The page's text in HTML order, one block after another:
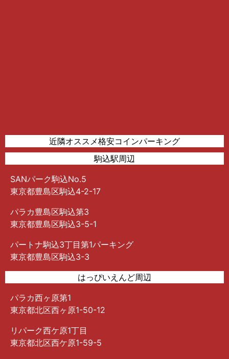
近隣オススメ格安コインパーキング
駒込駅周辺
SANパーク駒込No.5
東京都豊島区駒込4-2-17
パラカ豊島区駒込第3
東京都豊島区駒込3-5-1
パートナ駒込3丁目第1パーキング
東京都豊島区駒込3-3
はっぴいえんど周辺
パラカ西ヶ原第1
東京都北区西ヶ原1-50-12
リパーク西ケ原1丁目
東京都北区西ケ原1-59-5